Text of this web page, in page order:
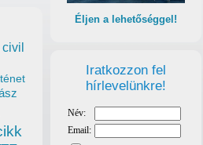
Éljen a lehetőséggel!
Iratkozzon fel
hírlevelünkre!
civil